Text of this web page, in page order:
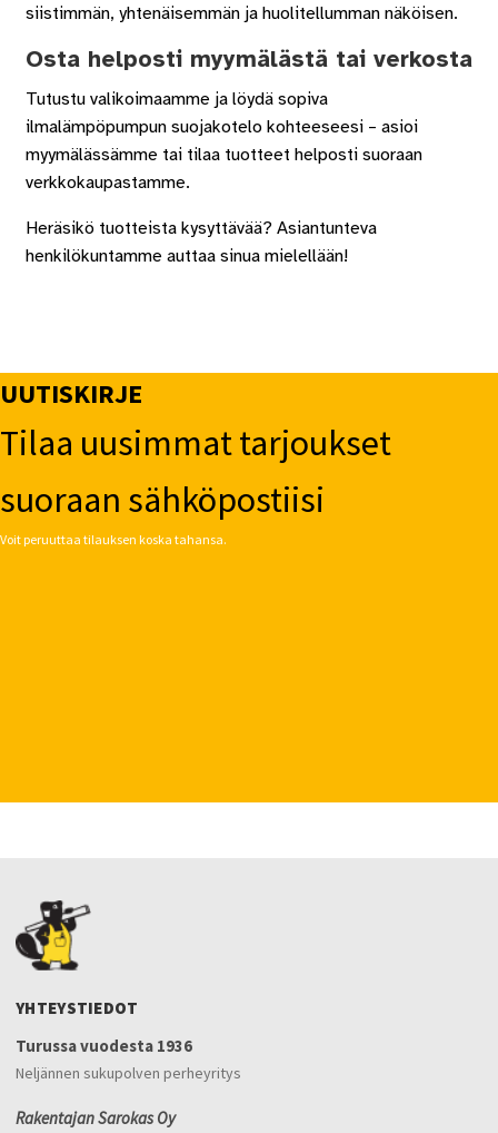
siistimmän, yhtenäisemmän ja huolitellumman näköisen.
Osta helposti myymälästä tai verkosta
Tutustu valikoimaamme ja löydä sopiva
ilmalämpöpumpun suojakotelo kohteeseesi – asioi
myymälässämme tai tilaa tuotteet helposti suoraan
verkkokaupastamme.
Heräsikö tuotteista kysyttävää? Asiantunteva
henkilökuntamme auttaa sinua mielellään!
UUTISKIRJE
Tilaa uusimmat tarjoukset
suoraan sähköpostiisi
Voit peruuttaa tilauksen koska tahansa.
YHTEYSTIEDOT
Turussa vuodesta 1936
Neljännen sukupolven perheyritys
Rakentajan Sarokas Oy